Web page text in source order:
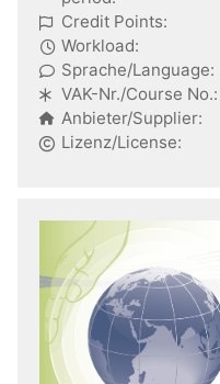
Credit Points:
Workload:
Sprache/Language:
VAK-Nr./Course No.:
Anbieter/Supplier:
Lizenz/License: